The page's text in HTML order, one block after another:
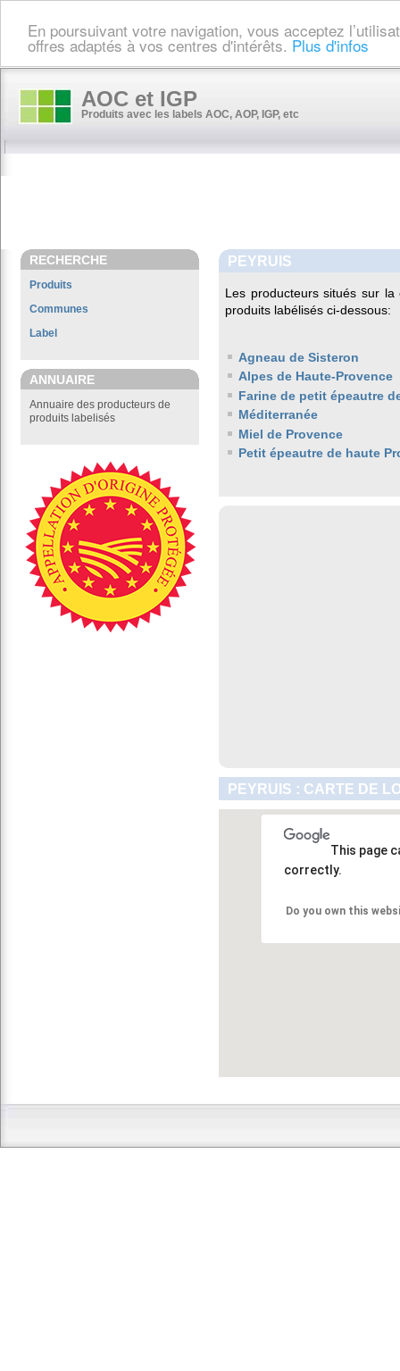
En poursuivant votre navigation, vous acceptez
offres adaptés à vos centres d'intérêts. Plus d'infos
AOC et IGP
Produits avec les labels AOC, AOP, IGP, etc
RECHERCHE
Produits
Communes
Label
ANNUAIRE
Annuaire des producteurs de
produits labelisés
PEYRUIS
Les producteurs situés sur
produits labélisés ci-dessous:
Agneau de Sisteron
Alpes de Haute-Provence
Farine de petit épeautre
Méditerranée
Miel de Provence
Petit épeautre de haute
PEYRUIS : CARTE DE
This page
correctly.
Do you own this